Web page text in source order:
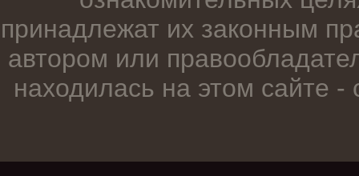
принадлежат их законным
автором или
находилась на этом сайте